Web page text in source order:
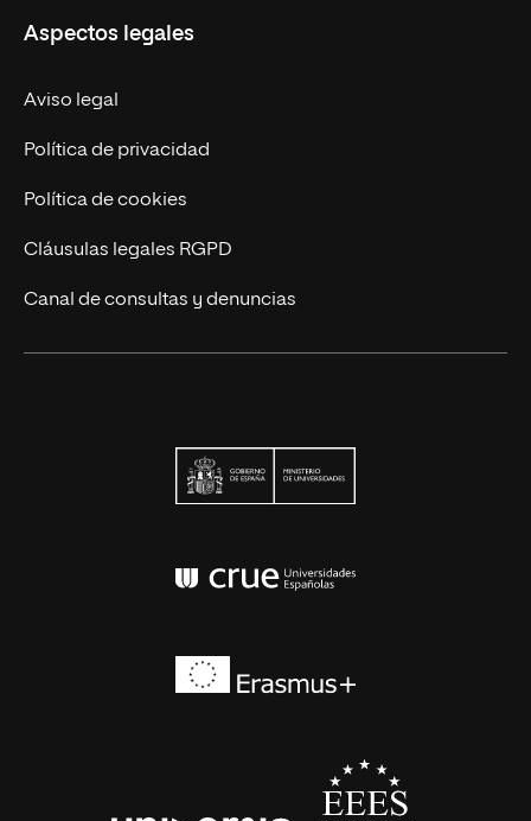
Trabaja en UNIR
Actualidad UNIR
Contáctanos
Aspectos legales
Aviso legal
Política de privacidad
Política de cookies
Cláusulas legales RGPD
Canal de consultas y denuncias